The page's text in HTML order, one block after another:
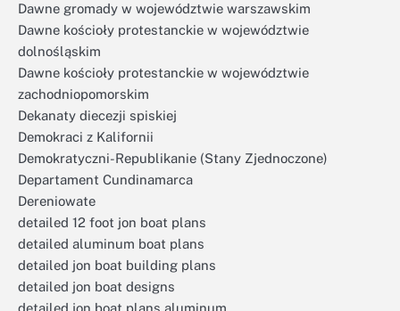
Dawne gromady w województwie warszawskim
Dawne kościoły protestanckie w województwie
dolnośląskim
Dawne kościoły protestanckie w województwie
zachodniopomorskim
Dekanaty diecezji spiskiej
Demokraci z Kalifornii
Demokratyczni-Republikanie (Stany Zjednoczone)
Departament Cundinamarca
Dereniowate
detailed 12 foot jon boat plans
detailed aluminum boat plans
detailed jon boat building plans
detailed jon boat designs